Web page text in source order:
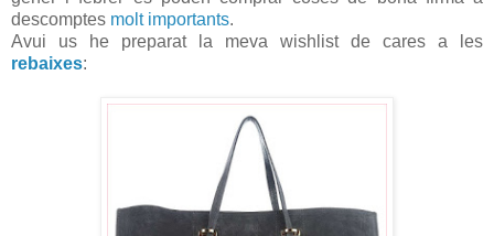
descomptes molt importants.
Avui us he preparat la meva wishlist de cares a les
rebaixes: